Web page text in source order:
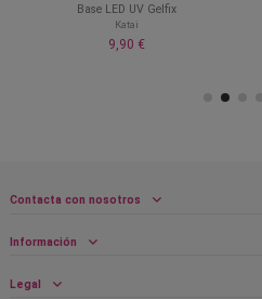
Base LED UV Gelfix
Katai
9,90 €
Contacta con nosotros
Información
Legal